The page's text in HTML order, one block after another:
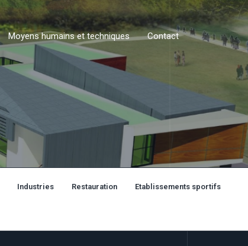
Moyens humains et techniques Contact
Industries Restauration Etablissements sportifs